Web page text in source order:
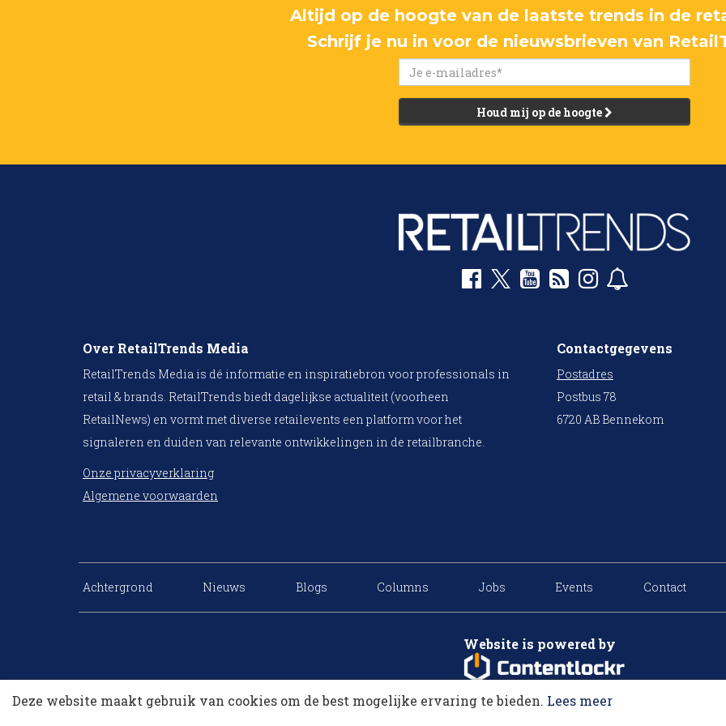
Altijd op de hoogte van de laatste trends in de
Schrijf je nu in voor de nieuwsbrieven van
Houd mij op de hoogte
Over RetailTrends Media
RetailTrends Media is dé informatie en inspiratiebron voor professionals in
retail & brands. RetailTrends biedt dagelijkse actualiteit (voorheen
RetailNews) en vormt met diverse retailevents een platform voor het
signaleren en duiden van relevante ontwikkelingen in de retailbranche.
Onze privacyverklaring
Algemene voorwaarden
Contactgegevens
Postadres
Postbus 78
6720 AB Bennekom
Achtergrond Nieuws Blogs Columns Jobs Events Contact
Website is powered by
Deze website maakt gebruik van cookies om de best mogelijke ervaring te bieden. Lees meer